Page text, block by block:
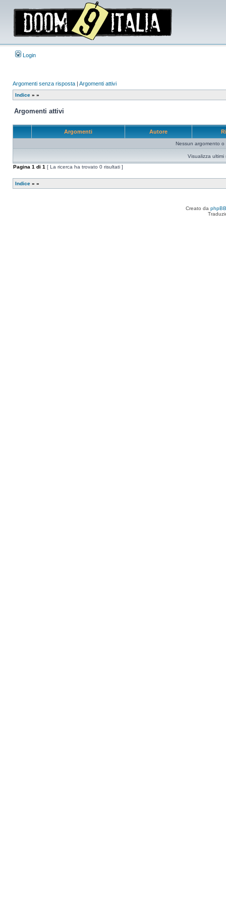
Login
Argomenti senza risposta | Argomenti attivi
Indice » »
Argomenti attivi
Argomenti Autore
Nessun argomento o
Visualizza ultimi
Pagina 1 di 1 [ La ricerca ha trovato 0 risultati ]
Indice » »
Creato da phpBB